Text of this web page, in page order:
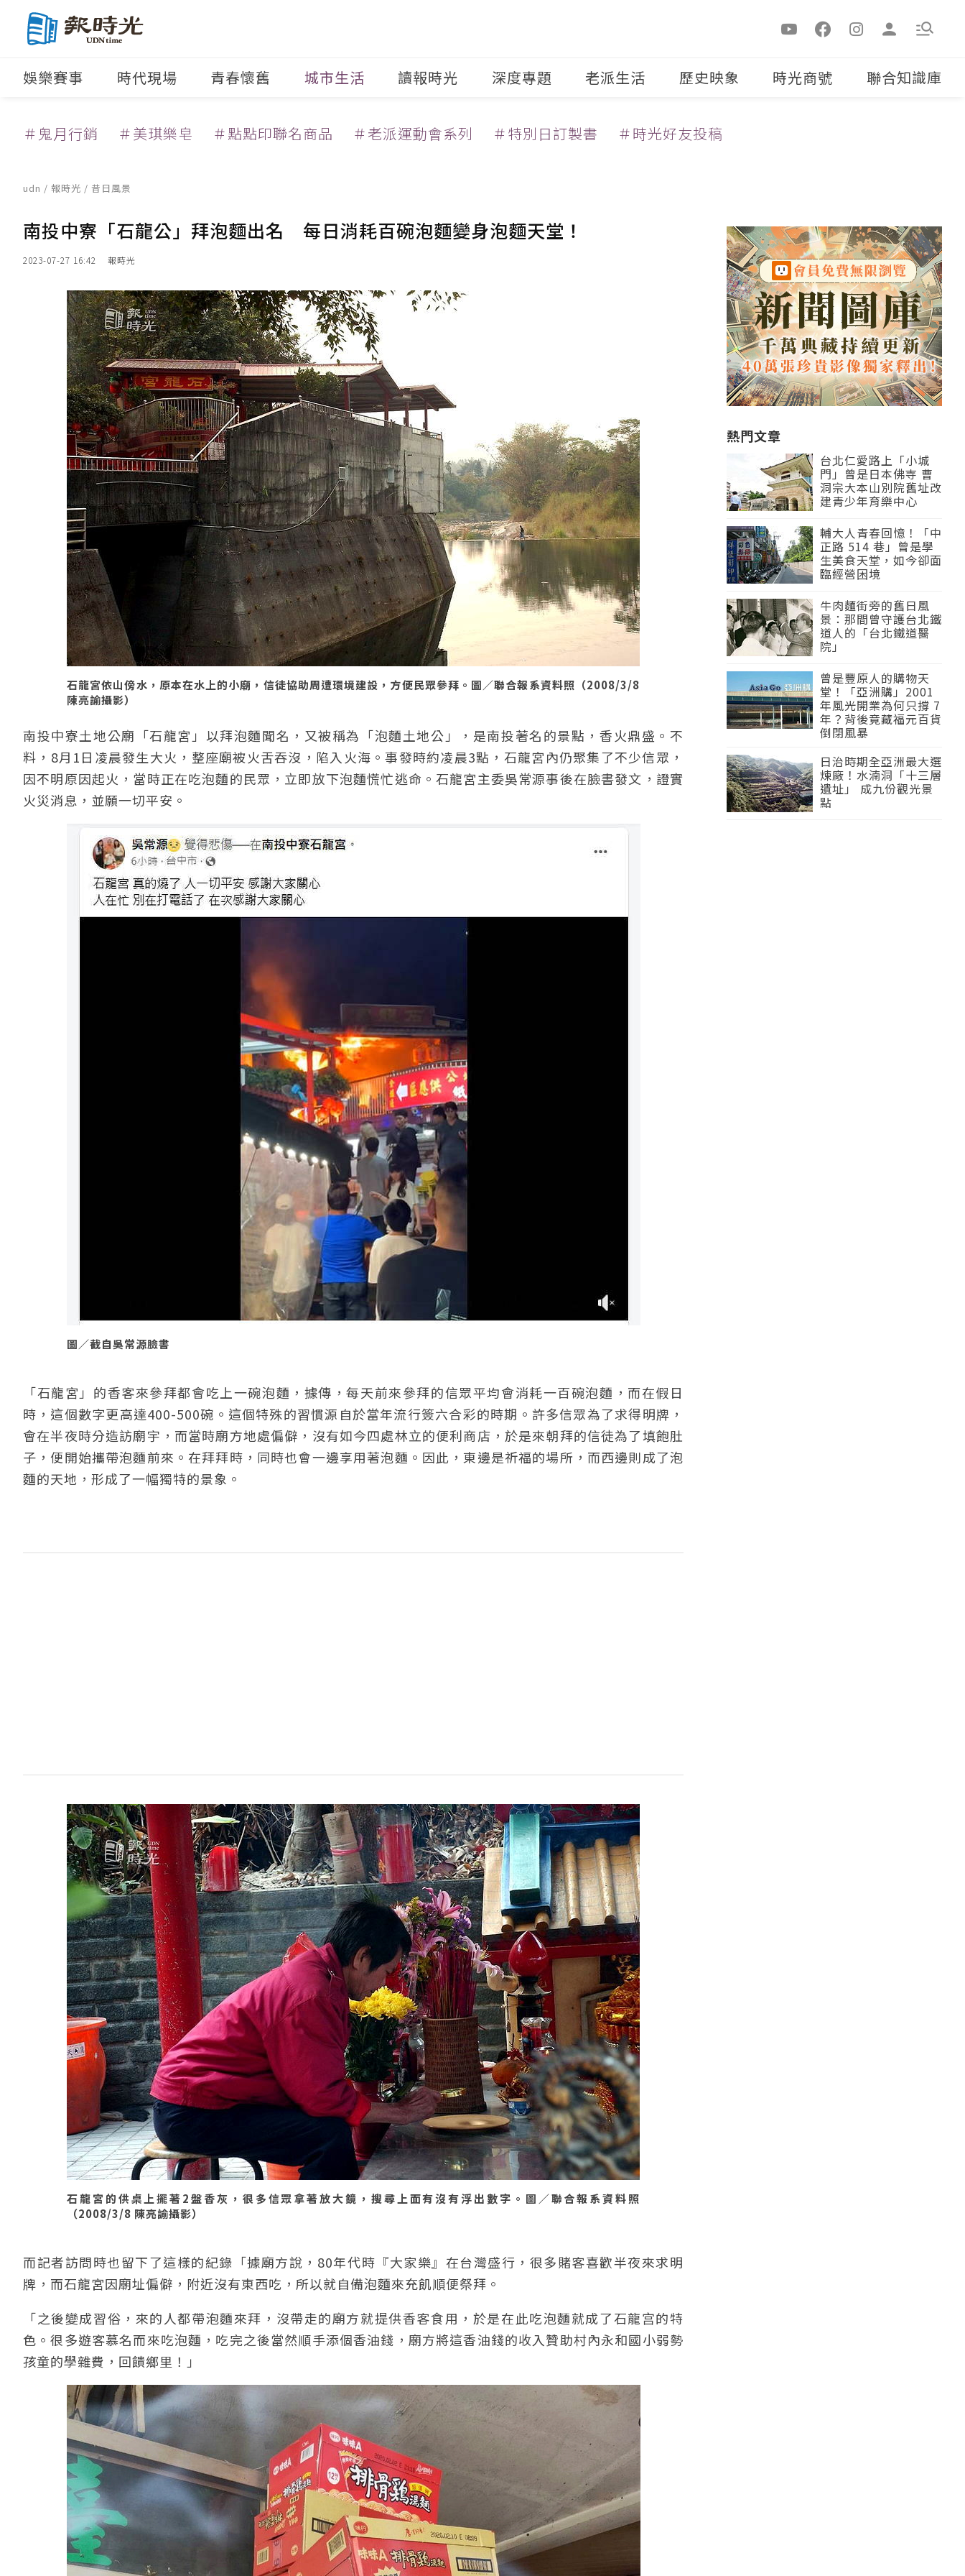
娛樂賽事 時代現場 青春懷舊 城市生活 讀報時光 深度專題 老派生活 歷史映象 時光商號 聯合知識庫
＃鬼月行銷 ＃美琪樂皂 ＃點點印聯名商品 ＃老派運動會系列 ＃特別日訂製書 ＃時光好友投稿
udn / 報時光 / 昔日風景
南投中寮「石龍公」拜泡麵出名 每日消耗百碗泡麵變身泡麵天堂！
2023-07-27 16:42 報時光
石龍宮依山傍水，原本在水上的小廟，信徒協助周遭環境建設，方便民眾參拜。圖／聯合報系資料照（2008/3/8
陳亮諭攝影）
南投中寮土地公廟「石龍宮」以拜泡麵聞名，又被稱為「泡麵土地公」，是南投著名的景點，香火鼎盛。不
料，8月1日凌晨發生大火，整座廟被火舌吞沒，陷入火海。事發時約凌晨3點，石龍宮內仍聚集了不少信眾，
因不明原因起火，當時正在吃泡麵的民眾，立即放下泡麵慌忙逃命。石龍宮主委吳常源事後在臉書發文，證實
火災消息，並願一切平安。
圖／截自吳常源臉書
「石龍宮」的香客來參拜都會吃上一碗泡麵，據傳，每天前來參拜的信眾平均會消耗一百碗泡麵，而在假日
時，這個數字更高達400-500碗。這個特殊的習慣源自於當年流行簽六合彩的時期。許多信眾為了求得明牌，
會在半夜時分造訪廟宇，而當時廟方地處偏僻，沒有如今四處林立的便利商店，於是來朝拜的信徒為了填飽肚
子，便開始攜帶泡麵前來。在拜拜時，同時也會一邊享用著泡麵。因此，東邊是祈福的場所，而西邊則成了泡
麵的天地，形成了一幅獨特的景象。
石龍宮的供桌上擺著2盤香灰，很多信眾拿著放大鏡，搜尋上面有沒有浮出數字。圖／聯合報系資料照
（2008/3/8 陳亮諭攝影）
而記者訪問時也留下了這樣的紀錄「據廟方說，80年代時『大家樂』在台灣盛行，很多賭客喜歡半夜來求明
牌，而石龍宮因廟址偏僻，附近沒有東西吃，所以就自備泡麵來充飢順便祭拜。
「之後變成習俗，來的人都帶泡麵來拜，沒帶走的廟方就提供香客食用，於是在此吃泡麵就成了石龍宫的特
色。很多遊客慕名而來吃泡麵，吃完之後當然順手添個香油錢，廟方將這香油錢的收入贊助村內永和國小弱勢
孩童的學雜費，回饋鄉里！」
熱門文章
台北仁愛路上「小城
門」曾是日本佛寺 曹
洞宗大本山別院舊址改
建青少年育樂中心
輔大人青春回憶！「中
正路 514 巷」曾是學
生美食天堂，如今卻面
臨經營困境
牛肉麵街旁的舊日風
景：那間曾守護台北鐵
道人的「台北鐵道醫
院」
曾是豐原人的購物天
堂！「亞洲購」2001
年風光開業為何只撐 7
年？背後竟藏福元百貨
倒閉風暴
日治時期全亞洲最大選
煉廠！水湳洞「十三層
遺址」 成九份觀光景
點